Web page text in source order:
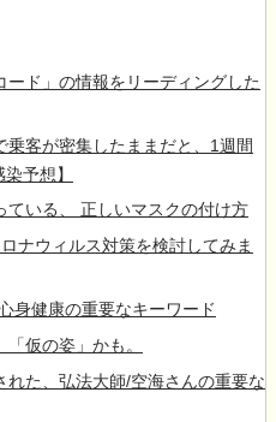
ード」の情報をリーディングした
乗客が密集したままだと、1週間
予想】
ている、 正しいマスクの付け方
ロナウィルス対策を検討してみま
身健康の重要なキーワード
仮の姿」かも。
れた、弘法大師/空海さんの重要な